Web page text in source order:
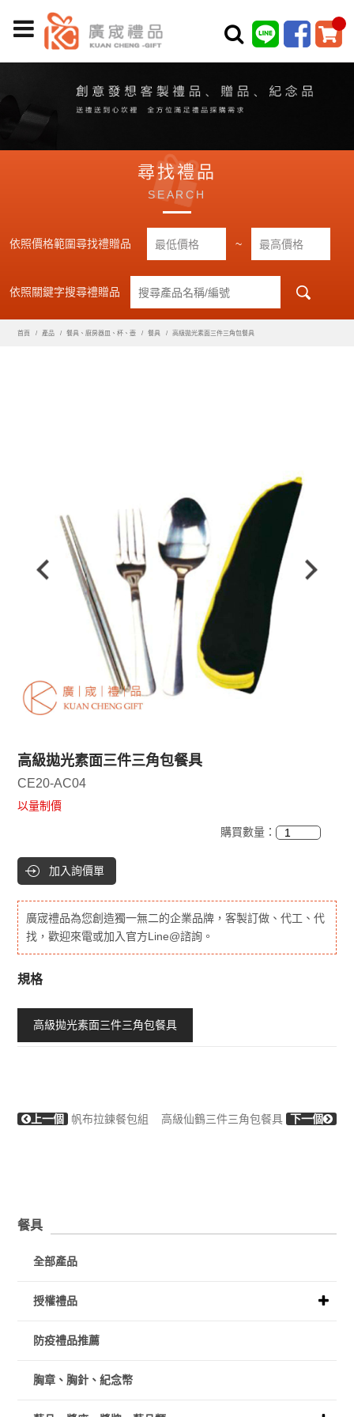
尋找禮品
SEARCH
依照價格範圍尋找禮贈品 ~
依照關鍵字搜尋禮贈品
首頁 產品 餐具、廚房器皿、杯、壺 餐具 高級拋光素面三件三角包餐具
高級拋光素面三件三角包餐具
CE20-AC04
以量制價
購買數量：
加入詢價單
廣宬禮品為您創造獨一無二的企業品牌，客製訂做、代工、代
找，歡迎來電或加入官方Line@諮詢。
規格
高級拋光素面三件三角包餐具
上一個 帆布拉鍊餐包組 高級仙鶴三件三角包餐具 下一個
餐具
全部產品
授權禮品
防疫禮品推薦
胸章、胸針、紀念幣